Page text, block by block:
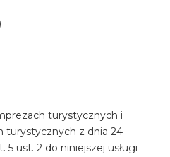
turystycznych i
turystycznych z dnia 24
5 ust. 2 do niniejszej usługi